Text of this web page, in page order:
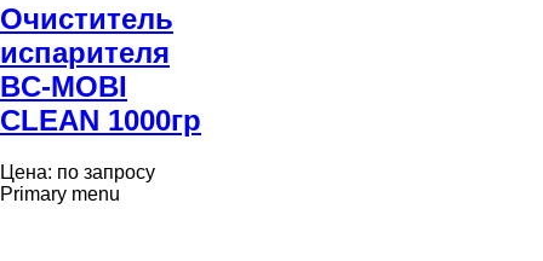
Очиститель
испарителя
BC-MOBI
CLEAN 1000гр
Цена: по запросу
Primary menu